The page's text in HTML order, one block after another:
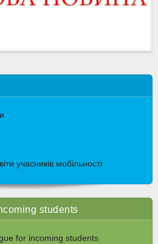
учасників мобільності
students
for incoming students